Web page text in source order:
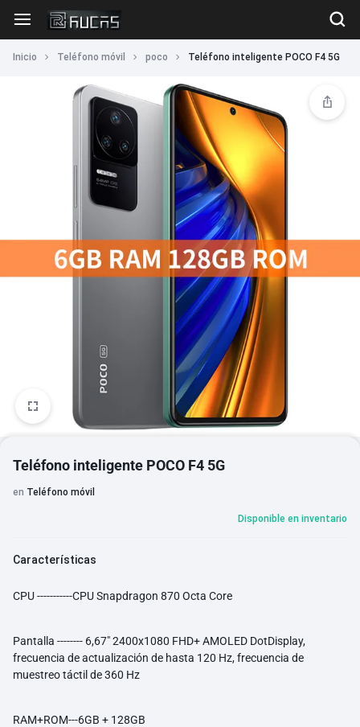
Inicio Teléfono móvil poco Teléfono inteligente POCO F4 5G
1/7
Teléfono inteligente POCO F4 5G
en Teléfono móvil
Disponible en inventario
Características
CPU -----------CPU Snapdragon 870 Octa Core
Pantalla -------- 6,67" 2400x1080 FHD+ AMOLED DotDisplay,
frecuencia de actualización de hasta 120 Hz, frecuencia de
muestreo táctil de 360 Hz
RAM+ROM---6GB + 128GB